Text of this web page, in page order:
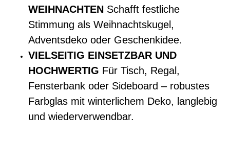
WEIHNACHTEN Schafft festliche
Stimmung als Weihnachtskugel,
Adventsdeko oder Geschenkidee.
VIELSEITIG EINSETZBAR UND
HOCHWERTIG Für Tisch, Regal,
Fensterbank oder Sideboard – robustes
Farbglas mit winterlichem Deko, langlebig
und wiederverwendbar.